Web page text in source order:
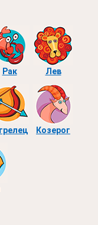
Рак Лев
Козерог